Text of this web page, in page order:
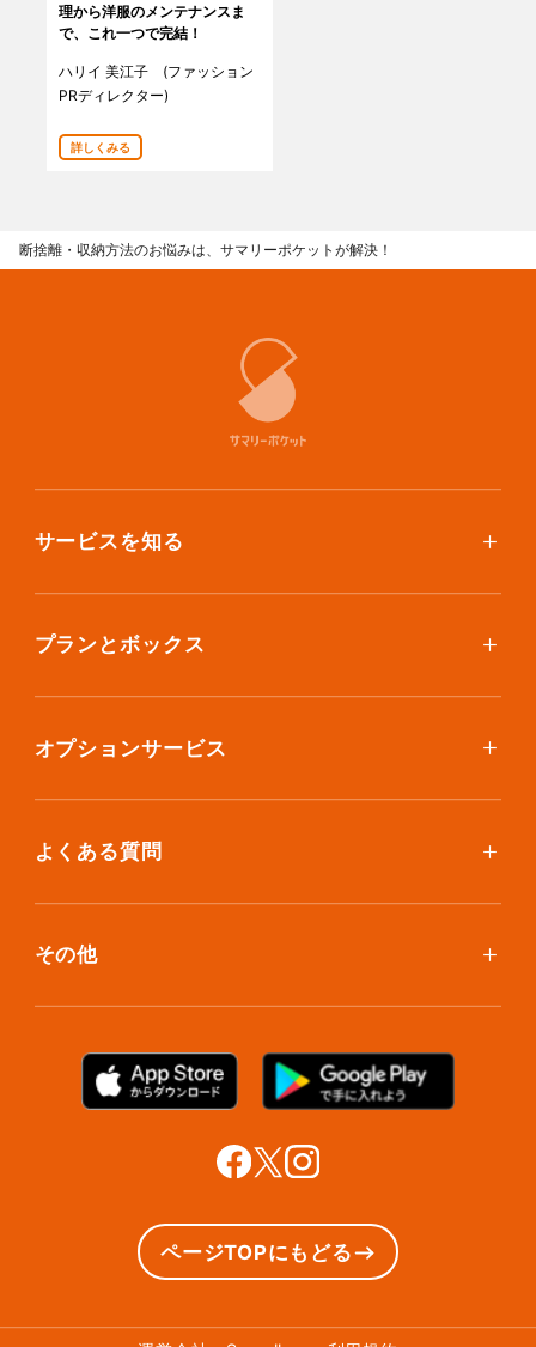
理から洋服のメンテナンスま
で、これ一つで完結！
ハリイ 美江子 (ファッション
PRディレクター)
詳しくみる
断捨離・収納方法のお悩みは、サマリーポケットが解決！
サービスを知る
使い方
ご利用料金
ご利用者の声
プラン診断
プランとボックス
スタンダードプラン
エコノミープラン
大型アイテムプラン
オプションサービス
おしゃれ着保管
無酸素保管
布団クリーニング
シューズリペア
よくある質問
ボックスのお取り寄せ
お預け入れ(集荷)
その他
サマリーポケットカード
お知らせ・メディア情報
お問い合わせ
法人利用をご検討の方へ
ページTOPにもどる